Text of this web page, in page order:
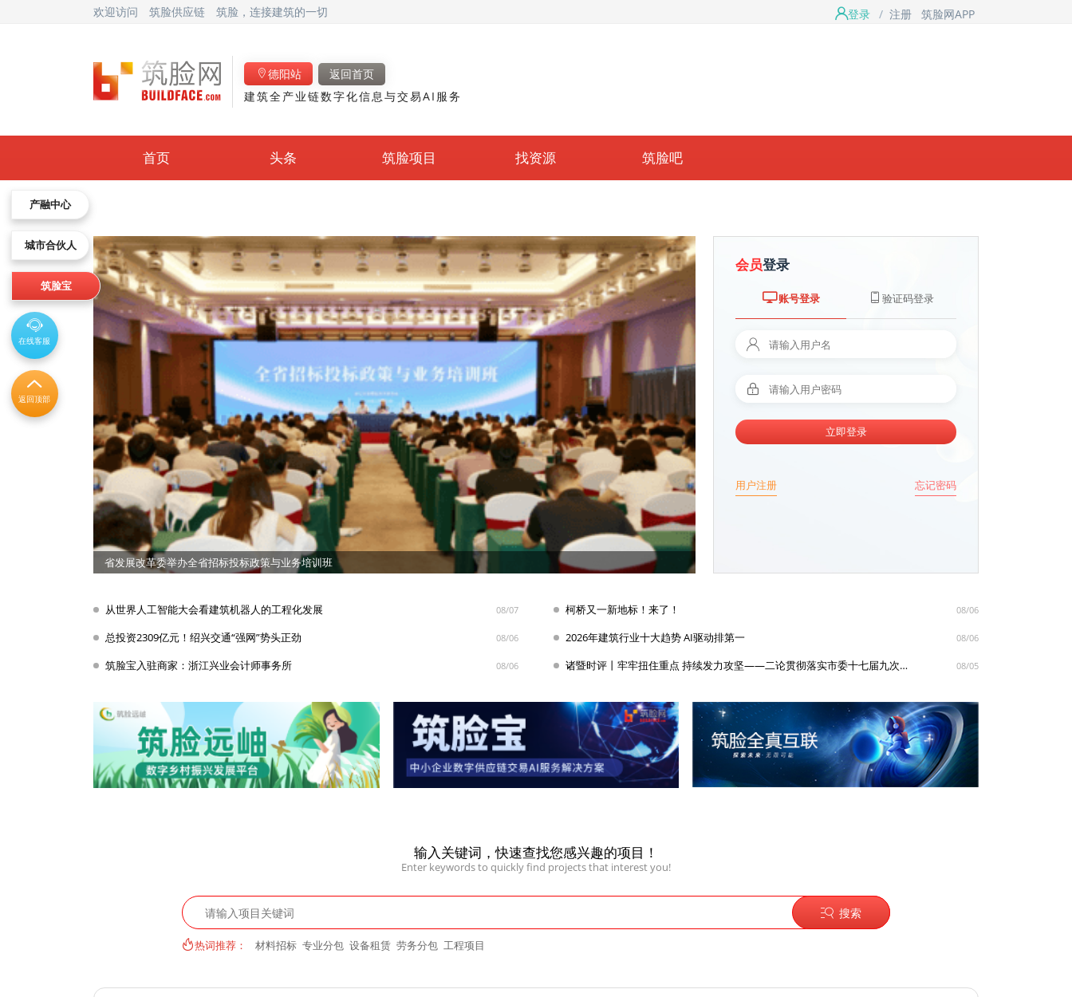
欢迎访问 筑脸供应链 筑脸，连接建筑的一切 登录 / 注册 筑脸网APP
德阳站
返回首页
建筑全产业链数字化信息与交易AI服务
首页 头条 筑脸项目 找资源 筑脸吧
产融中心
城市合伙人
筑脸宝
在线客服
返回顶部
省发展改革委举办全省招标投标政策与业务培训班
会员登录
账号登录 验证码登录
立即登录
用户注册 忘记密码
从世界人工智能大会看建筑机器人的工程化发展 08/07 柯桥又一新地标！来了！ 08/06
总投资2309亿元！绍兴交通“强网”势头正劲 08/06 2026年建筑行业十大趋势 AI驱动排第一 08/06
筑脸宝入驻商家：浙江兴业会计师事务所 08/06 诸暨时评丨牢牢扭住重点 持续发力攻坚——二论贯彻落实市委十七届九次全体会议暨市政府十八届九次全体会议精神 08/05
输入关键词，快速查找您感兴趣的项目！
Enter keywords to quickly find projects that interest you!
搜索
热词推荐： 材料招标 专业分包 设备租赁 劳务分包 工程项目